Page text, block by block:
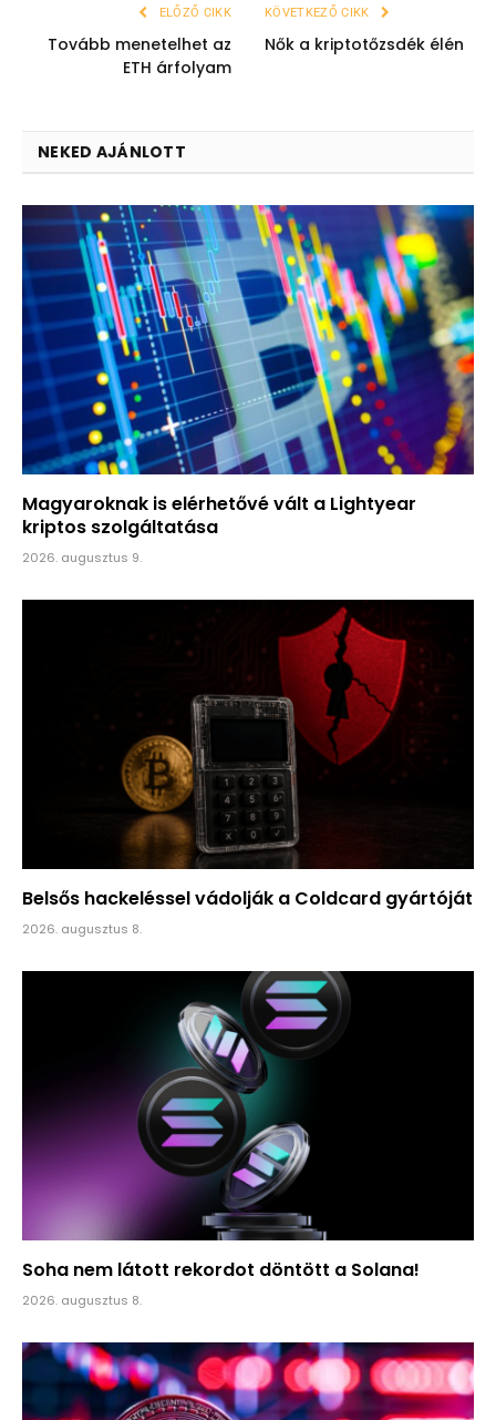
ELŐZŐ CIKK
Tovább menetelhet az
ETH árfolyam
KÖVETKEZŐ CIKK
Nők a kriptotőzsdék élén
NEKED AJÁNLOTT
Magyaroknak is elérhetővé vált a Lightyear
kriptos szolgáltatása
2026. augusztus 9.
Belsős hackeléssel vádolják a Coldcard gyártóját
2026. augusztus 8.
Soha nem látott rekordot döntött a Solana!
2026. augusztus 8.